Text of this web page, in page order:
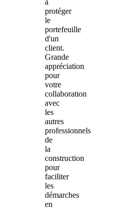
à
protéger
le
portefeuille
d'un
client.
Grande
appréciation
pour
votre
collaboration
avec
les
autres
professionnels
de
la
construction
pour
faciliter
les
démarches
en